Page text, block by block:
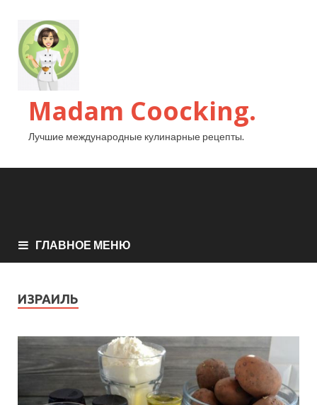
Madam Coocking.
Лучшие международные кулинарные рецепты.
ГЛАВНОЕ МЕНЮ
ИЗРАИЛЬ